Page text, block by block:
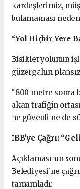
kardeşlerimiz,
bulamaması
“Yol Hiçbir Yere
Bisiklet yolunun
güzergahın
“800 metre sonra
akan trafiğin
ne güvenli ne de
İBB’ye Çağrı:
Açıklamasının
Belediyesi’ne
tamamladı: